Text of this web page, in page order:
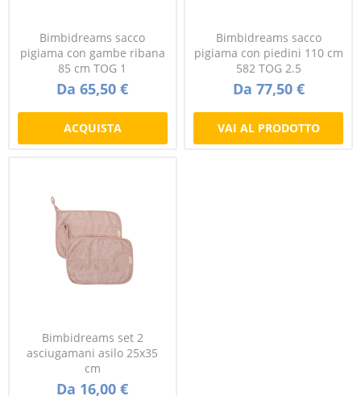
Bimbidreams sacco
pigiama con gambe ribana
85 cm TOG 1
Da 65,50 €
ACQUISTA
Bimbidreams sacco
pigiama con piedini 110 cm
582 TOG 2.5
Da 77,50 €
VAI AL PRODOTTO
Bimbidreams set 2
asciugamani asilo 25x35
cm
Da 16,00 €